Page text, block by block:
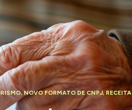
,NOVO FORMATO DE CNPJ,RECEITA